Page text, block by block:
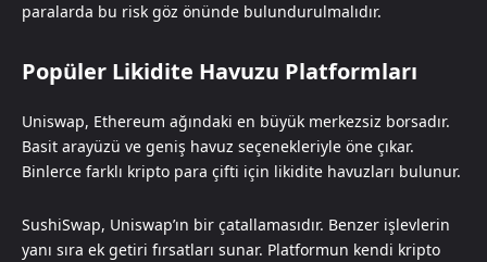
paralarda bu risk göz önünde bulundurulmalıdır.
Popüler Likidite Havuzu Platformları
Uniswap, Ethereum ağındaki en büyük merkezsiz borsadır.
Basit arayüzü ve geniş havuz seçenekleriyle öne çıkar.
Binlerce farklı kripto para çifti için likidite havuzları bulunur.
SushiSwap, Uniswap’ın bir çatallamasıdır. Benzer işlevlerin
yanı sıra ek getiri fırsatları sunar. Platformun kendi kripto